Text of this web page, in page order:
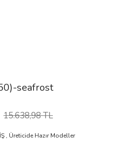
seafrost
15.638,98 TL
, Üreticide Hazır Modeller